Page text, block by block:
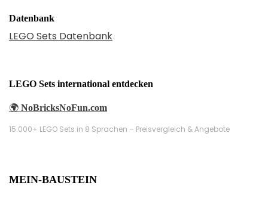
Datenbank
LEGO Sets Datenbank
LEGO Sets international entdecken
🌍 NoBricksNoFun.com
15.000+ LEGO Sets in 8 Sprachen – Preisvergleich & Angebote
MEIN-BAUSTEIN